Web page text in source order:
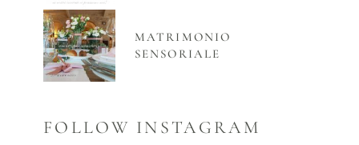
MATRIMONIO
SENSORIALE
FOLLOW INSTAGRAM